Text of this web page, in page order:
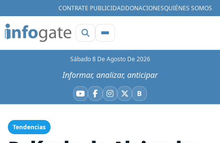
CONTRATE PUBLICIDADDONACIONESQUIÉNES SOMOS
Sábado 8 De Agosto De 2026
Informar, analizar, anticipar
YouTube
Facebook
Instagram
X BBluesky
Tendencias